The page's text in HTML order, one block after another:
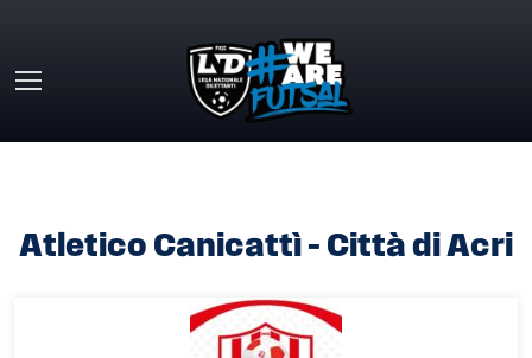
Atletico Canicattì – Città di Acri